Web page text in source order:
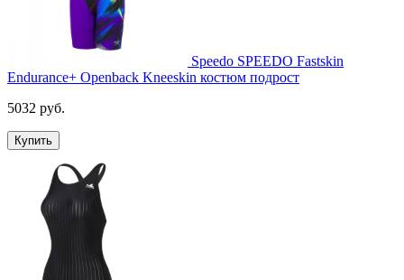
Speedo SPEEDO Fastskin
Endurance+ Openback Kneeskin костюм подрост
5032 руб.
Купить